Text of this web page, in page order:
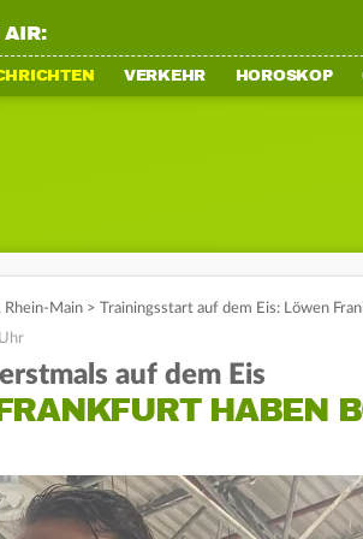
AIR:
VERKEHR HOROSKOP
Rhein-Main > Trainingsstart auf dem Eis: Löwen
auf dem Eis
HABEN